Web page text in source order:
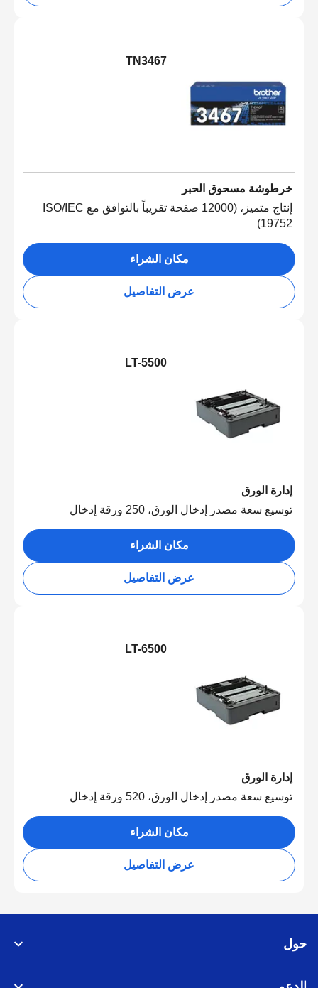
TN3467
خرطوشة مسحوق الحبر
إنتاج متميز، (12000 صفحة تقريباً بالتوافق مع ISO/IEC
19752)
مكان الشراء
عرض التفاصيل
LT-5500
إدارة الورق
توسيع سعة مصدر إدخال الورق، 250 ورقة إدخال
مكان الشراء
عرض التفاصيل
LT-6500
إدارة الورق
توسيع سعة مصدر إدخال الورق، 520 ورقة إدخال
مكان الشراء
عرض التفاصيل
حول